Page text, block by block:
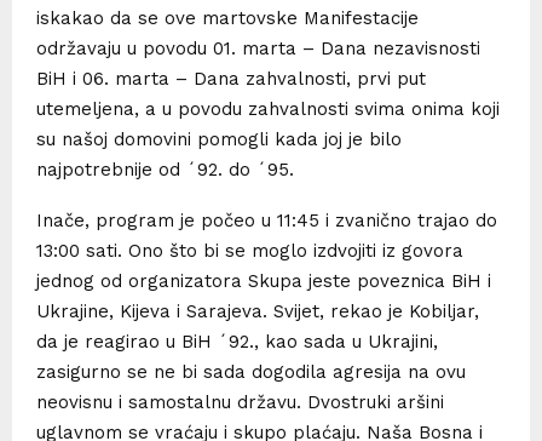
iskakao da se ove martovske Manifestacije
održavaju u povodu 01. marta – Dana nezavisnosti
BiH i 06. marta – Dana zahvalnosti, prvi put
utemeljena, a u povodu zahvalnosti svima onima koji
su našoj domovini pomogli kada joj je bilo
najpotrebnije od ´92. do ´95.
Inače, program je počeo u 11:45 i zvanično trajao do
13:00 sati. Ono što bi se moglo izdvojiti iz govora
jednog od organizatora Skupa jeste poveznica BiH i
Ukrajine, Kijeva i Sarajeva. Svijet, rekao je Kobiljar,
da je reagirao u BiH ´92., kao sada u Ukrajini,
zasigurno se ne bi sada dogodila agresija na ovu
neovisnu i samostalnu državu. Dvostruki aršini
uglavnom se vraćaju i skupo plaćaju. Naša Bosna i